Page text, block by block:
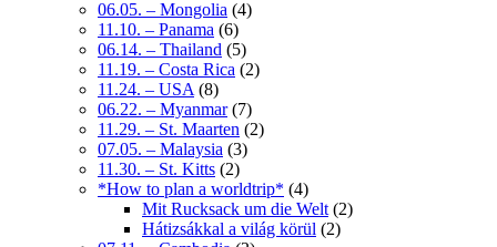
06.05. – Mongolia (4)
11.10. – Panama (6)
06.14. – Thailand (5)
11.19. – Costa Rica (2)
11.24. – USA (8)
06.22. – Myanmar(7)
11.29. – St. Maarten (2)
07.05. – Malaysia (3)
11.30. – St. Kitts (2)
*How to plan a worldtrip* (4)
Mit Rucksack um die Welt (2)
Hátizsákkal a világ körül (2)